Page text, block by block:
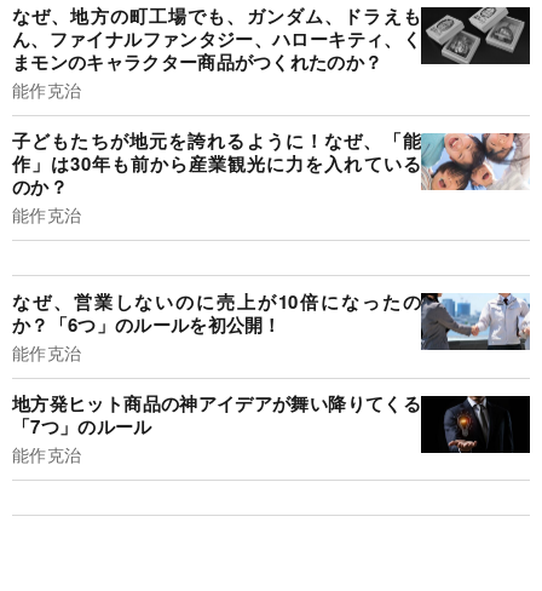
なぜ、地方の町工場でも、ガンダム、ドラえも
ん、ファイナルファンタジー、ハローキティ、く
まモンのキャラクター商品がつくれたのか？
能作克治
子どもたちが地元を誇れるように！なぜ、「能
作」は30年も前から産業観光に力を入れている
のか？
能作克治
なぜ、営業しないのに売上が10倍になったの
か？「6つ」のルールを初公開！
能作克治
地方発ヒット商品の神アイデアが舞い降りてくる
「7つ」のルール
能作克治